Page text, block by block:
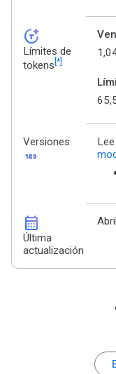
token_auto
Límites de
tokens [*]
Versiones
123
calendar_month
Última
actualización